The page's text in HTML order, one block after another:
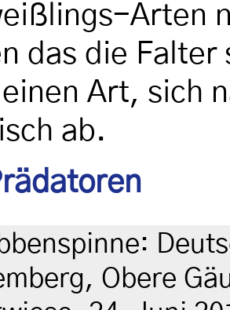
Arten
das die
Art, sich
ab.
Obere